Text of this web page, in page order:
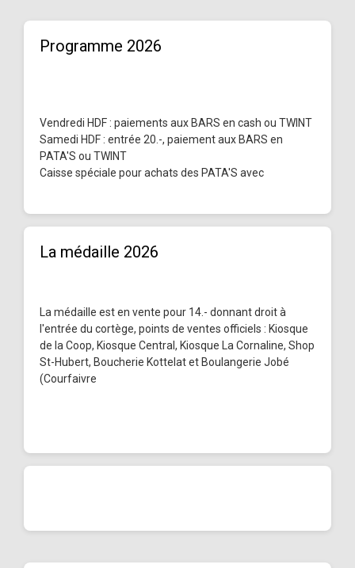
Programme 2026
Vendredi HDF : paiements aux BARS en cash ou TWINT
Samedi HDF : entrée 20.-, paiement aux BARS en
PATA'S ou TWINT
Caisse spéciale pour achats des PATA'S avec
La médaille 2026
La médaille est en vente pour 14.- donnant droit à
l'entrée du cortège, points de ventes officiels : Kiosque
de la Coop, Kiosque Central, Kiosque La Cornaline, Shop
St-Hubert, Boucherie Kottelat et Boulangerie Jobé
(Courfaivre